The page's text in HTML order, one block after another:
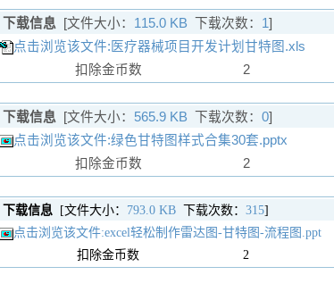
下载信息 [文件大小： 115.0 KB 下载次数： 1 ]
点击浏览该文件:医疗器械项目开发计划甘特图.xls
扣除金币数
2
下载信息 [文件大小： 565.9 KB 下载次数： 0]
点击浏览该文件:绿色甘特图样式合集30套.pptx
扣除金币数
2
下载信息[文件大小： 793.0 KB下载次数： 315]
点击浏览该文件:excel轻松制作雷达图-甘特图-流程图.ppt
扣除金币数
2